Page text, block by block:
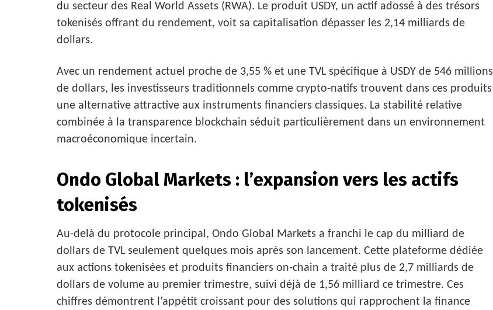
du secteur des Real World Assets (RWA). Le produit USDY, un actif adossé à des trésors
tokenisés offrant du rendement, voit sa capitalisation dépasser les 2,14 milliards de
dollars.
Avec un rendement actuel proche de 3,55 % et une TVL spécifique à USDY de 546 millions
de dollars, les investisseurs traditionnels comme crypto-natifs trouvent dans ces produits
une alternative attractive aux instruments financiers classiques. La stabilité relative
combinée à la transparence blockchain séduit particulièrement dans un environnement
macroéconomique incertain.
Ondo Global Markets : l’expansion vers les actifs
tokenisés
Au-delà du protocole principal, Ondo Global Markets a franchi le cap du milliard de
dollars de TVL seulement quelques mois après son lancement. Cette plateforme dédiée
aux actions tokenisées et produits financiers on-chain a traité plus de 2,7 milliards de
dollars de volume au premier trimestre, suivi déjà de 1,56 milliard ce trimestre. Ces
chiffres démontrent l’appétit croissant pour des solutions qui rapprochent la finance